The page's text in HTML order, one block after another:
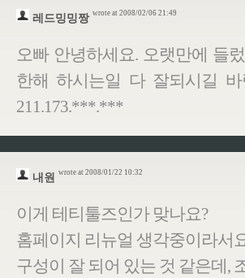
레드밍밍짱 wrote at 2008/02/06 21:49
오빠 안녕하세요. 오랫만에 들
한해 하시는일 다 잘되시길
211.173.***.***
내원 wrote at 2008/01/22 10:32
이게 테티툴즈인가 맞나요?
홈페이지 리뉴얼 생각중이라서
구성이 잘 되어 있는 것 같은데,